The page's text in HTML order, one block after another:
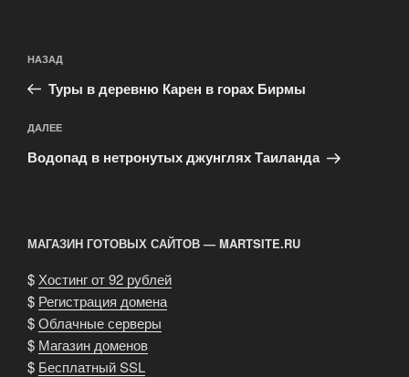
по
записям
Предыдущая
запись:
НАЗАД
Туры в деревню Карен в горах Бирмы
Следующая
запись
ДАЛЕЕ
Водопад в нетронутых джунглях Таиланда
МАГАЗИН ГОТОВЫХ САЙТОВ — MARTSITE.RU
$ Хостинг от 92 рублей
$ Регистрация домена
$Облачные серверы
$ Магазин доменов
$ Бесплатный SSL